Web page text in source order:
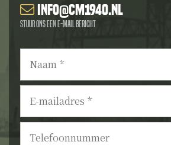
info@cm1940.nl
Stuur ons een e-mail bericht
Naam *
E-
mailadres *
Telefoonnummer